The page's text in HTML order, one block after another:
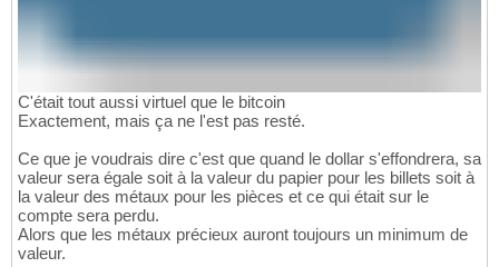
C'était tout aussi virtuel que le bitcoin
Exactement, mais ça ne l'est pas resté.
Ce que je voudrais dire c'est que quand le dollar s'effondrera, sa
valeur sera égale soit à la valeur du papier pour les billets soit à
la valeur des métaux pour les pièces et ce qui était sur le
compte sera perdu.
Alors que les métaux précieux auront toujours un minimum de
valeur.